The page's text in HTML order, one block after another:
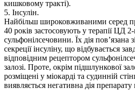
кишковому тракті).
5. Інсулін.
Найбільш широковживаними серед
40 років застосовують у терапії ЦД
сульфонілсечовини. Їх дія пов’язана
секреції інсуліну, що відбувається
відповідним рецептором
залозі. Проте, окрім підшлункової
розміщені у міокарді та судинній
виявляється негативна дія